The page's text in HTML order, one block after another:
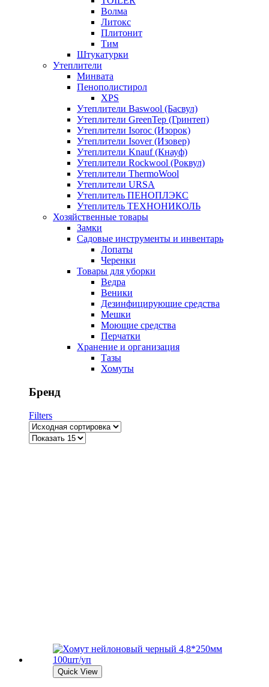
Волма
Литокс
Плитонит
Тим
Штукатурки
Утеплители
Минвата
Пенополистирол
XPS
Утеплители Baswool (Басвул)
Утеплители GreenTep (Гринтеп)
Утеплители Isoroc (Изорок)
Утеплители Isover (Изовер)
Утеплители Knauf (Кнауф)
Утеплители Rockwool (Роквул)
Утеплители ThermoWool
Утеплители URSA
Утеплитель ПЕНОПЛЭКС
Утеплитель ТЕХНОНИКОЛЬ
Хозяйственные товары
Замки
Садовые инструменты и инвентарь
Лопаты
Черенки
Товары для уборки
Ведра
Веники
Дезинфицирующие средства
Мешки
Моющие средства
Перчатки
Хранение и организация
Тазы
Хомуты
Бренд
Filters
Quick View